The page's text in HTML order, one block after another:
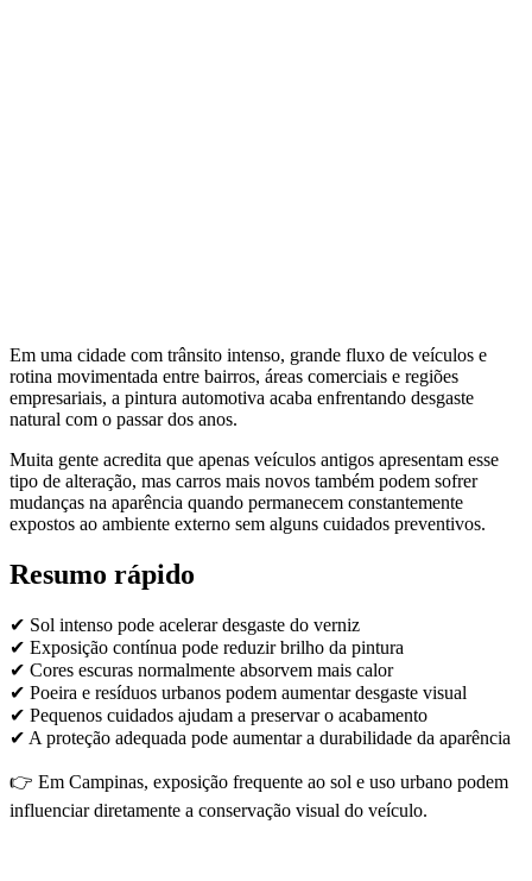
Em uma cidade com trânsito intenso, grande fluxo de veículos e
rotina movimentada entre bairros, áreas comerciais e regiões
empresariais, a pintura automotiva acaba enfrentando desgaste
natural com o passar dos anos.
Muita gente acredita que apenas veículos antigos apresentam esse
tipo de alteração, mas carros mais novos também podem sofrer
mudanças na aparência quando permanecem constantemente
expostos ao ambiente externo sem alguns cuidados preventivos.
Resumo rápido
✔ Sol intenso pode acelerar desgaste do verniz
✔ Exposição contínua pode reduzir brilho da pintura
✔ Cores escuras normalmente absorvem mais calor
✔ Poeira e resíduos urbanos podem aumentar desgaste visual
✔ Pequenos cuidados ajudam a preservar o acabamento
✔ A proteção adequada pode aumentar a durabilidade da aparência
👉 Em Campinas, exposição frequente ao sol e uso urbano podem
influenciar diretamente a conservação visual do veículo.